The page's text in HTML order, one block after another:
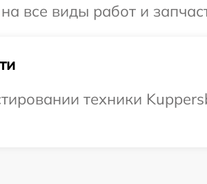
все виды работ и
техники